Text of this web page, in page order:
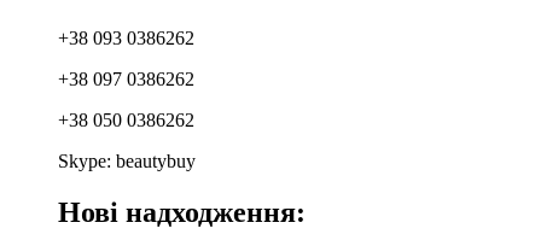
+38 093 0386262
+38 097 0386262
+38 050 0386262
Skype: beautybuy
Нові надходження: